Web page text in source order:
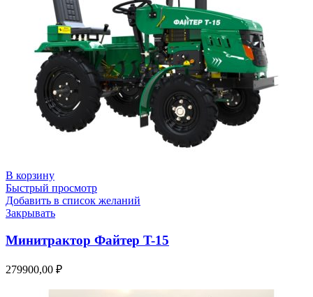
В корзину
Быстрый просмотр
Добавить в список желаний
Закрывать
Минитрактор Файтер T-15
279900,00 ₽